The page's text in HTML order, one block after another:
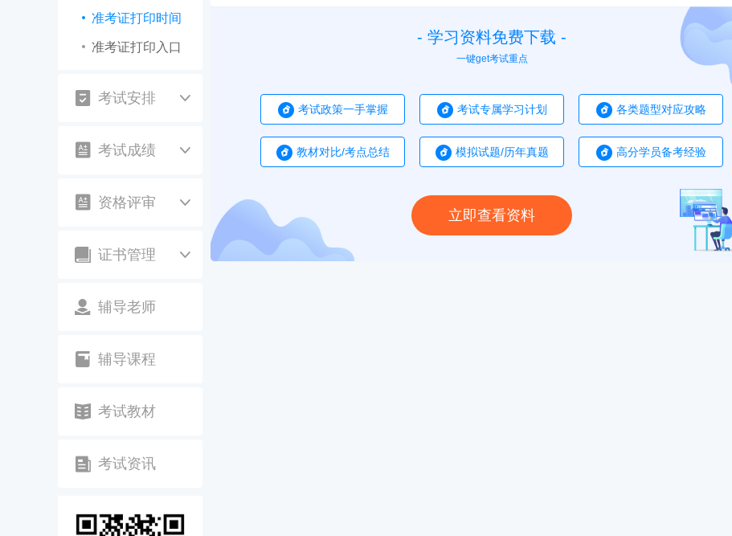
准考证打印时间
准考证打印入口
考试安排
考试成绩
资格评审
证书管理
辅导老师
辅导课程
考试教材
考试资讯
- 学习资料免费下载 -
一键get考试重点
考试政策一手掌握 考试专属学习计划 各类题型对应攻略
教材对比/考点总结 模拟试题/历年真题 高分学员备考经验
立即查看资料